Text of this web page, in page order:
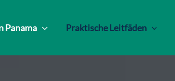
Panama Praktische Leitfäden